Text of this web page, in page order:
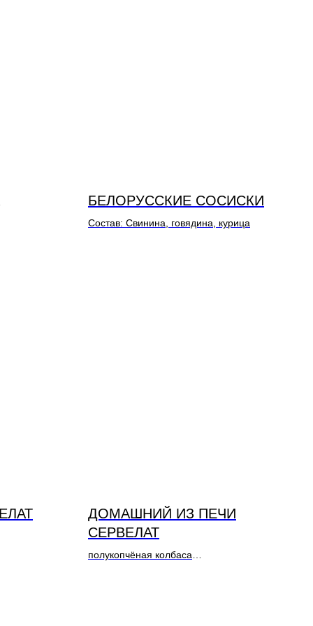
БЕЛОРУССКИЕ СОСИСКИ
Состав: Свинина, говядина, курица
ДОМАШНИЙ ИЗ ПЕЧИ
СЕРВЕЛАТ
полукопчёная колбаса